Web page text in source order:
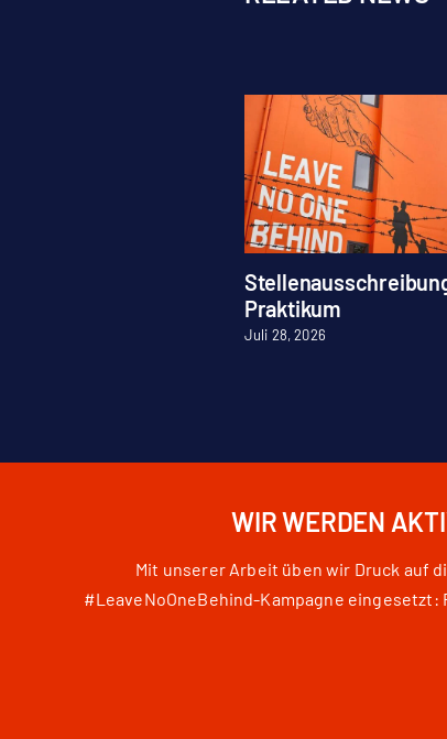
Praktikum
Juli 28, 2026
WIR WERDEN
Mit unserer Arbeit üben wir Druck auf
#LeaveNoOneBehind-Kampagne